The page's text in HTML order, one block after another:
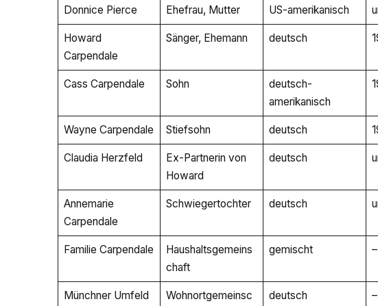
Donnice Pierce Ehefrau, Mutter US-amerikanisch
Howard
Carpendale
Sänger, Ehemann deutsch
Cass Carpendale Sohn
deutsch-
amerikanisch
Wayne Carpendale Stiefsohn deutsch
Claudia Herzfeld
Ex-Partnerin von
Howard
deutsch
Annemarie
Carpendale
Schwiegertochter deutsch
Familie Carpendale
Haushaltsgemeins
chaft
gemischt –
Münchner Umfeld
Wohnortgemeinsc
deutsch –